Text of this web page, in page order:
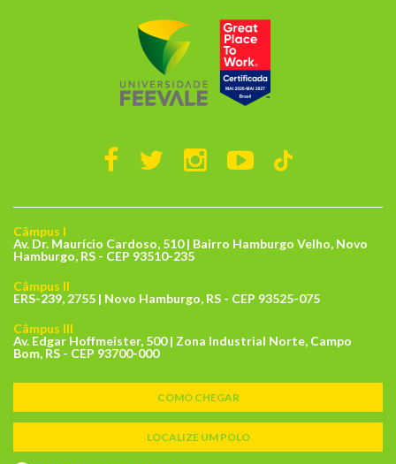
Câmpus I
Av. Dr. Maurício Cardoso, 510 | Bairro Hamburgo Velho, Novo
Hamburgo, RS - CEP 93510-235
Câmpus II
ERS-239, 2755 | Novo Hamburgo, RS - CEP 93525-075
Câmpus III
Av. Edgar Hoffmeister, 500 | Zona Industrial Norte, Campo
Bom, RS - CEP 93700-000
COMO CHEGAR
LOCALIZE UM POLO